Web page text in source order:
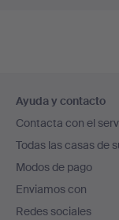
en
el
pie
de
página
Ayuda y contacto
Contacta con el
Todas las casas de
Modos de pago
Enviamos con
Redes sociales